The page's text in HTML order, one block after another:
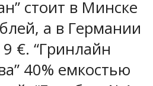
стоит в Минске
а в Германии
€. “Гринлайн
40% емкостью